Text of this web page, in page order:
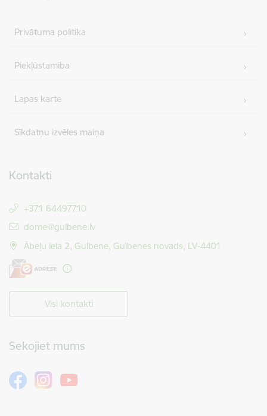
Privātuma politika
Piekļūstamība
Lapas karte
Sīkdatņu izvēles maiņa
Kontakti
+371 64497710
E-pasts:
dome@gulbene.lv
Ābeļu iela 2, Gulbene, Gulbenes novads, LV-4401
Visi kontakti
Sekojiet mums